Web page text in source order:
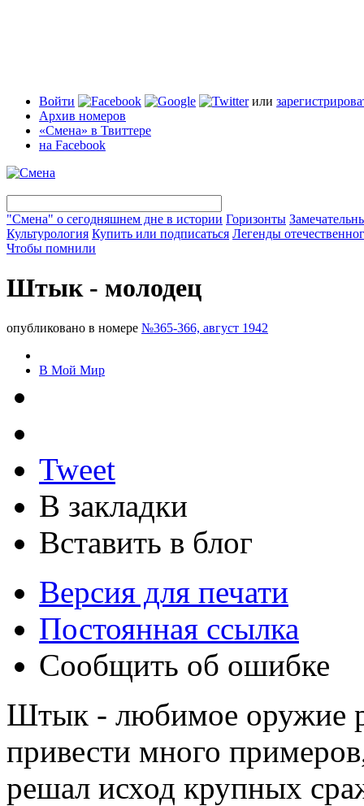
Войти или
Архив номеров
«Смена» в Твиттере
на Facebook
"Смена" о сегодняшнем дне в истории Горизонты
Культурология Купить или подписаться Легенды
Чтобы помнили
Штык - молодец
опубликовано в номере №365-366, август 1942
В Мой Мир
Tweet
В закладки
Вставить в блог
Версия для печати
Постоянная ссылка
Сообщить об ошибке
Штык - любимое оружие
привести много
решал исход крупных